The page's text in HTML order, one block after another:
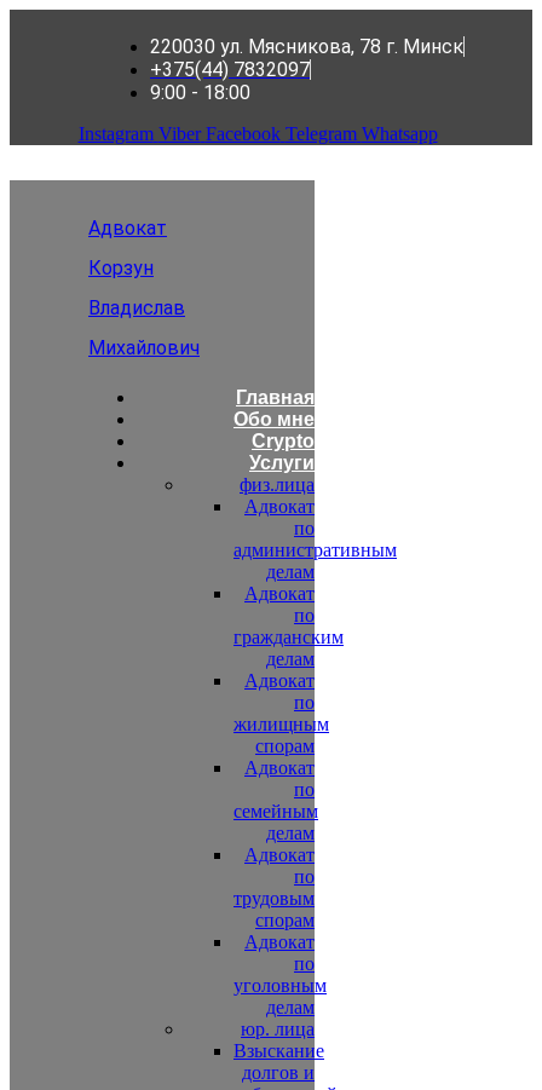
220030 ул. Мясникова, 78 г. Минск
+375(44) 7832097
9:00 - 18:00
Instagram Viber Facebook Telegram Whatsapp
Адвокат
Корзун
Владислав
Михайлович
Главная
Обо мне
Crypto
Услуги
физ.лица
Адвокат
по
административным
делам
Адвокат
по
гражданским
делам
Адвокат
по
жилищным
спорам
Адвокат
по
семейным
делам
Адвокат
по
трудовым
спорам
Адвокат
по
уголовным
делам
юр. лица
Взыскание
долгов и